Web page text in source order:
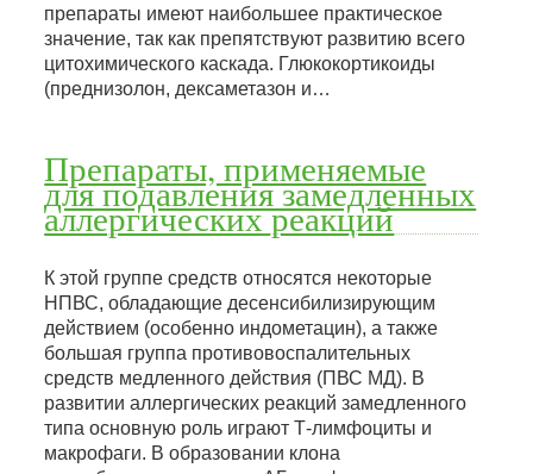
препараты имеют наибольшее практическое
значение, так как препятствуют развитию всего
цитохимического каскада. Глюкокортикоиды
(преднизолон, дексаметазон и…
Препараты, применяемые
для подавления замедленных
аллергических реакций
К этой группе средств относятся некоторые
НПВС, обладающие десенсибилизирующим
действием (особенно индометацин), а также
большая группа противовоспалительных
средств медленного действия (ПВС МД). В
развитии аллергических реакций замедленного
типа основную роль играют Т-лимфоциты и
макрофаги. В образовании клона